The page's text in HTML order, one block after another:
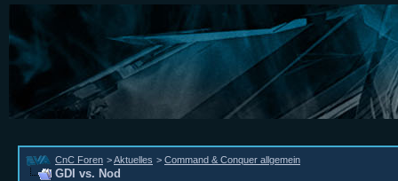
CnC Foren >Aktuelles > Command & Conquer allgemein
GDI vs. Nod